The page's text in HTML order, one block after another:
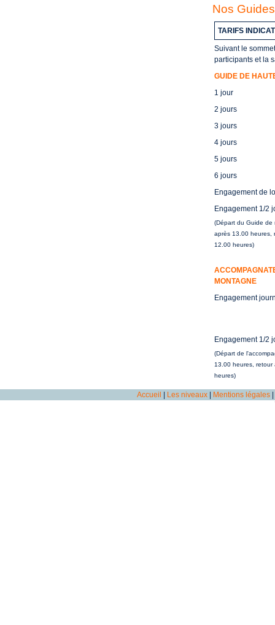
Nos Guides
TARIFS
Suivant le
participants et la
GUIDE DE
1 jour
2 jours
3 jours
4 jours
5 jours
6 jours
Engagement de
Engagement 1/2
(Départ du Guide de
après 13.00 heures,
12.00 heures)
MONTAGNE
Engagement
Engagement 1/2
(Départ de
13.00 heures,
heures)
Accueil Les niveaux Mentions légales